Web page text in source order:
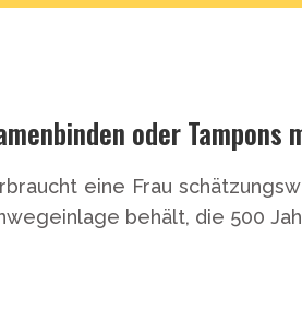
oder Tampons
eine Frau
behält, die 500